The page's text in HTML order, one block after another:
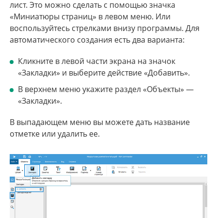
лист. Это можно сделать с помощью значка
«Миниатюры страниц» в левом меню. Или
воспользуйтесь стрелками внизу программы. Для
автоматического создания есть два варианта:
Кликните в левой части экрана на значок
«Закладки» и выберите действие «Добавить».
В верхнем меню укажите раздел «Объекты» —
«Закладки».
В выпадающем меню вы можете дать название
отметке или удалить ее.